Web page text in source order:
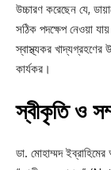
উচ্চারণ করেছেন যে,
সঠিক পদক্ষেপ নেওয়া
স্বাস্থ্যকর খাদ্যগ্রহণের
কার্যকর।
স্বীকৃতি ও
ডা. মোহাম্মদ